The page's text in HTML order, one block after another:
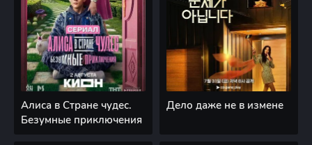
Алиса в Стране чудес.
Безумные приключения
Дело даже не в измене